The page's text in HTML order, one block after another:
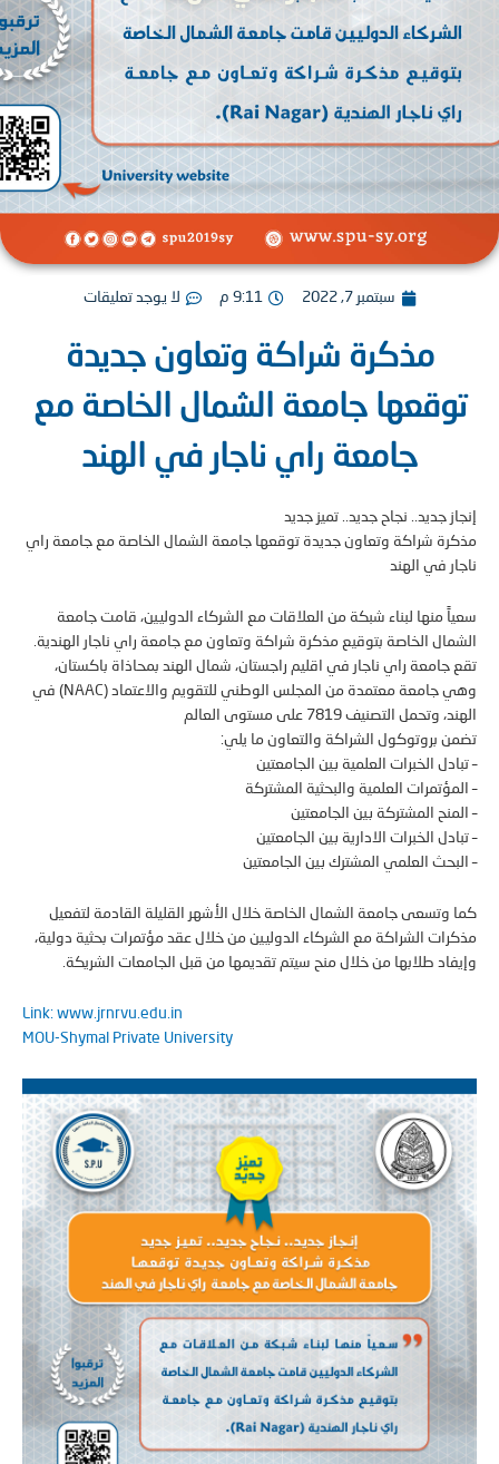
سبتمبر 7, 2022 9:11 م لا يوجد تعليقات
مذكرة شراكة وتعاون جديدة
جامعة الشمال الخاصة مع
جامعة راي ناجار في الهند
جديد.. نجاح جديد.. تميز جديد
شراكة وتعاون جديدة توقعها جامعة الشمال الخاصة مع جامعة راي
في الهند
منها لبناء شبكة من العلاقات مع الشركاء الدوليين، قامت جامعة
الخاصة بتوقيع مذكرة شراكة وتعاون مع جامعة راي ناجار الهندية.
راي ناجار في اقليم راجستان، شمال الهند بمحاذاة باكستان،
وهي جامعة معتمدة من المجلس الوطني للتقويم والاعتماد (NAAC) في
التصنيف 7819 على مستوى العالم
بروتوكول الشراكة والتعاون ما يلي:
الخبرات العلمية بين الجامعتين
العلمية والبحثية المشتركة
المشتركة بين الجامعتين
الخبرات الادارية بين الجامعتين
العلمي المشترك بين الجامعتين
وتسعى جامعة الشمال الخاصة خلال الأشهر القليلة القادمة لتفعيل
الشراكة مع الشركاء الدوليين من خلال عقد مؤتمرات بحثية دولية،
طلابها من خلال منح سيتم تقديمها من قبل الجامعات الشريكة.
Link: www.jrnrvu.edu.in
MOU-Shymal Private University